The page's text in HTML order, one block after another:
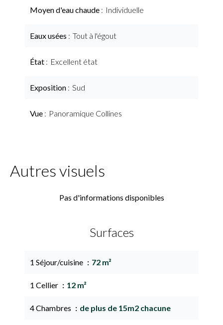
Moyen d'eau chaude Individuelle
Eaux usées Tout à l'égout
État Excellent état
Exposition Sud
Vue Panoramique Collines
Autres visuels
Pas d'informations disponibles
Surfaces
1 Séjour/cuisine 72 m²
1 Cellier 12 m²
4 Chambres de plus de 15m2 chacune